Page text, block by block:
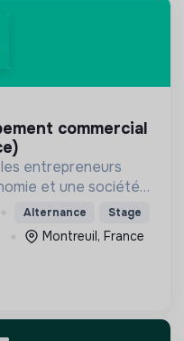
entrepreneurs
et une société
Alternance Stage
Montreuil, France